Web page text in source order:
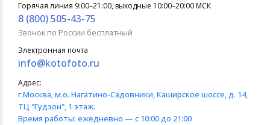
Горячая линия 9:00–21:00, выходные 10:00–20:00 МСК
8 (800) 505-43-75
Звонок по России бесплатный
Электронная почта
info@kotofoto.ru
Адрес:
г.Москва, м.о. Нагатино-Садовники, Каширское шоссе, д. 14,
ТЦ "Гудзон", 1 этаж.
Время работы: ежедневно — с 10:00 до 21:00